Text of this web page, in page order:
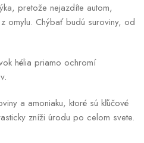
pretože nejazdíte autom,
omylu. Chýbať budú suroviny, od
hélia priamo ochromí
a amoniaku, ktoré sú kľúčové
zníži úrodu po celom svete.